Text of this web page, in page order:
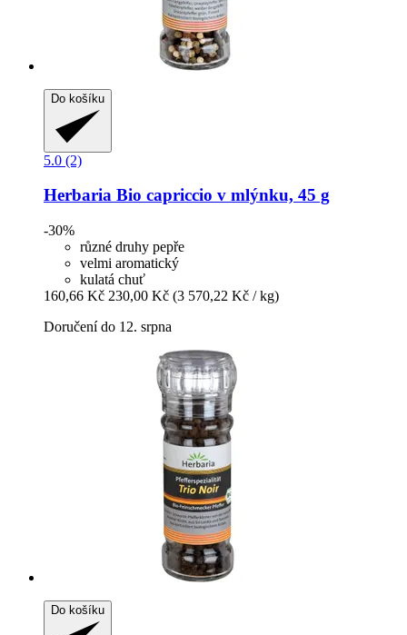
Do košíku
5.0 (2)
Herbaria Bio capriccio v mlýnku, 45 g
-30%
různé druhy pepře
velmi aromatický
kulatá chuť
160,66 Kč 230,00 Kč (3 570,22 Kč / kg)
Doručení do 12. srpna
Do košíku